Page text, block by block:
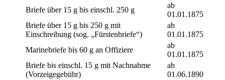
Briefe über 15 g bis einschl. 250 g
ab
01.01.1875
Briefe über 15 g bis 250 g mit
Einschreibung (sog. „Fürstenbriefe“)
ab
01.01.1875
Marinebriefe bis 60 g an Offiziere
ab
01.01.1875
Briefe bis einschl. 15 g mit Nachnahme
(Vorzeigegebühr)
ab
01.06.1890